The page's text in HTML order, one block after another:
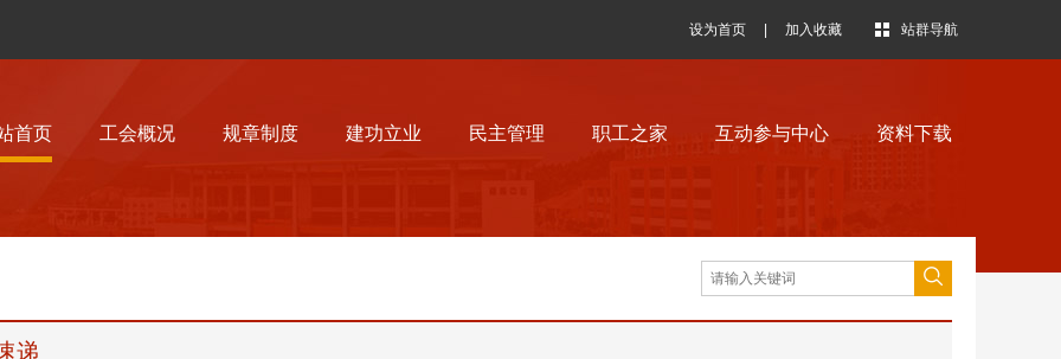
设为首页 加入收藏 站群导航
首页 工会概况 规章制度 建功立业 民主管理 职工之家 互动参与中心 资料下载
递